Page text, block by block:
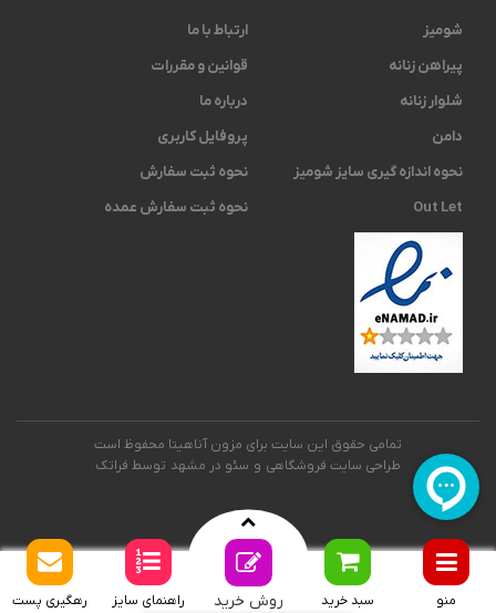
روش خرید
شومیز
پیراهن زنانه
شلوار زنانه
دامن
نحوه اندازه گیری ‫سایز شومیز
Out Let
ارتباط با ما
قوانین و مقررات
درباره ما
پروفایل کاربری
نحوه ثبت سفارش
نحوه ثبت سفارش عمده
تمامی حقوق این سایت برای مزون آناهیتا محفوظ است
طراحی سایت فروشگاهی و سئو در مشهد توسط فراتک